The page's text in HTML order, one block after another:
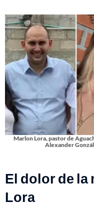
Marlon Lora, pastor de
Alexander
El dolor de la
Lora